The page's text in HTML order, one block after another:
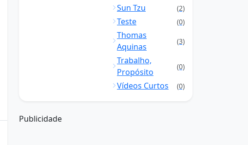
Sun Tzu (2)
Teste (0)
Thomas
Aquinas
(3)
Trabalho,
Propósito
(0)
Vídeos Curtos (0)
Publicidade